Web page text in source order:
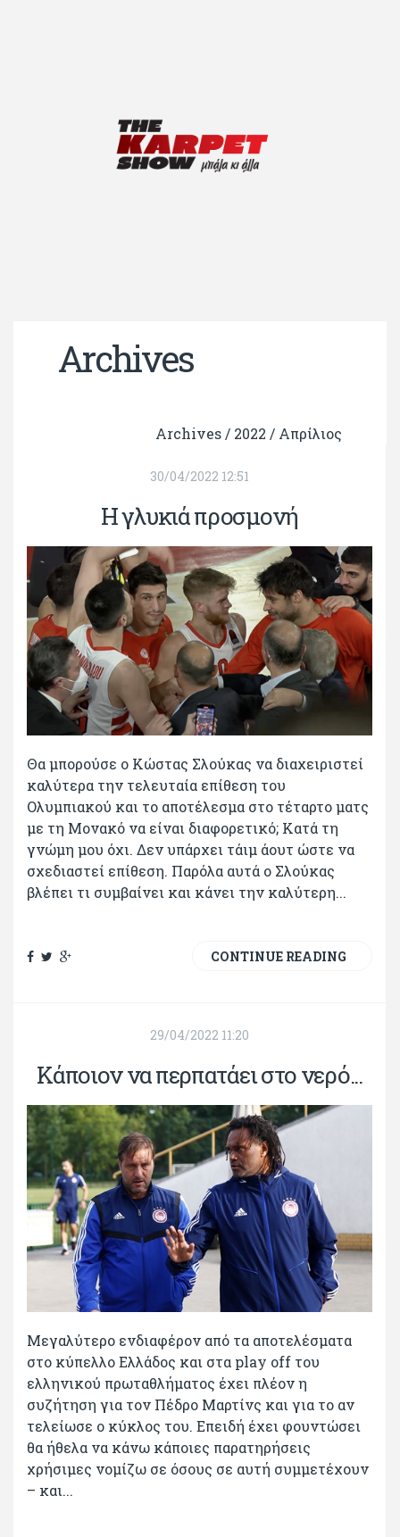
Archives
Archives / 2022 / Απρίλιος
30/04/2022 12:51
Η γλυκιά προσμονή
Θα μπορούσε ο Κώστας Σλούκας να διαχειριστεί
καλύτερα την τελευταία επίθεση του
Ολυμπιακού και το αποτέλεσμα στο τέταρτο ματς
με τη Μονακό να είναι διαφορετικό; Κατά τη
γνώμη μου όχι. Δεν υπάρχει τάιμ άουτ ώστε να
σχεδιαστεί επίθεση. Παρόλα αυτά ο Σλούκας
βλέπει τι συμβαίνει και κάνει την καλύτερη...
CONTINUE READING
29/04/2022 11:20
Κάποιον να περπατάει στο νερό...
Μεγαλύτερο ενδιαφέρον από τα αποτελέσματα
στο κύπελλο Ελλάδος και στα play off του
ελληνικού πρωταθλήματος έχει πλέον η
συζήτηση για τον Πέδρο Μαρτίνς και για το αν
τελείωσε ο κύκλος του. Επειδή έχει φουντώσει
θα ήθελα να κάνω κάποιες παρατηρήσεις
χρήσιμες νομίζω σε όσους σε αυτή συμμετέχουν
– και...